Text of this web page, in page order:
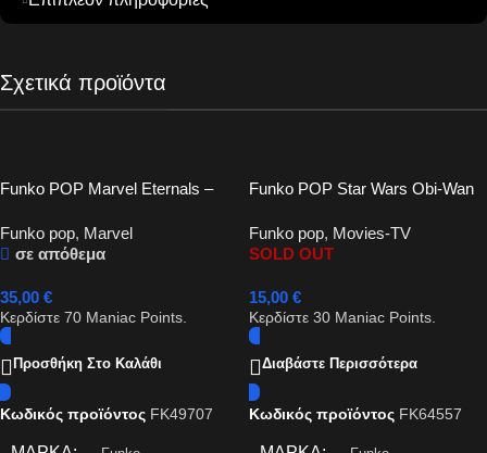
Σχετικά προϊόντα
Funko POP Marvel Eternals –
Funko pop, Marvel
σε απόθεμα
35,00 €
Κερδίστε 70 Maniac Points.
Προσθήκη Στο Καλάθι
Κωδικός προϊόντος FK49707
Funko POP Star Wars Obi-Wan
Funko pop, Movies-TV
SOLD OUT
15,00 €
Κερδίστε 30 Maniac Points.
Διαβάστε Περισσότερα
Κωδικός προϊόντος FK64557